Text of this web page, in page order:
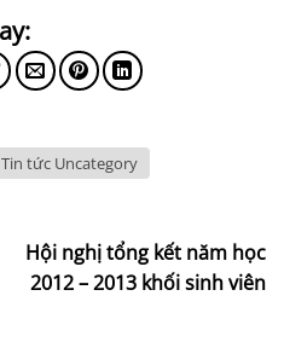
Tin tức Uncategory
Hội nghị tổng kết năm học
2012 – 2013 khối sinh viên